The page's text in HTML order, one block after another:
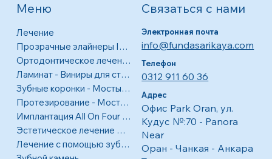
Меню
Лечение
Прозрачные элайнеры Invisalign
Ортодонтическое лечение
Ламинат - Виниры для стоматологических покрытий
Зубные коронки - Мосты - Виниры
Протезирование - Мостовидные протезы - Коронки
Имплантация All On Four - Полная ротовая полость
Эстетическое лечение десен
Лечение с помощью зубных имплантатов
Связаться с нами
Электронная почта
info@fundasarikaya.com
Телефон
0312 911 60 36
Адрес
Офис Park Oran, ул.
Кудус №:70 - Panora
Near
Оран - Чанкая - Анкара